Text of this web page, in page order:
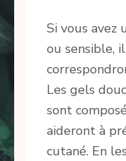
Si vous avez
ou sensible,
Les gels
sont
aideront à
cutané. En